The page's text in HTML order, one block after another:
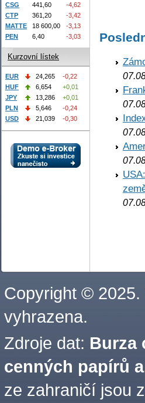
CSG
441,60
-4,62
CTP
361,20
-3,42
MATTE
18 600,00
-3,13
PEN
6,40 -3,03
Kurzovní lístek
EUR 24,265
-0,22
HUF
6,654
+0,01
JPY
13,286
+0,01
PLN
5,646
-0,24
USD
21,039 -0,30
Copyright ©
vyhrazena.
Zdroje dat: Burza
cenných papírů
ze zahraničí jsou